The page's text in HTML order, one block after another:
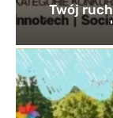
Twój